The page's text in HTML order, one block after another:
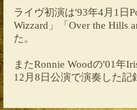
ライヴ初演は'93年4月1日
Wizzard」「Over the Hills
た。
またRonnie Woodの'01年
12月8日公演で演奏した記